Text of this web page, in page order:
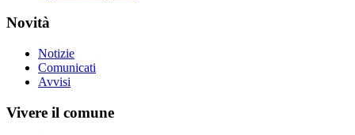
Novità
Notizie
Comunicati
Avvisi
Vivere il comune